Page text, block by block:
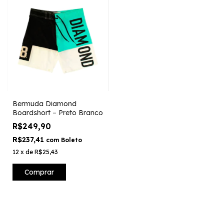
Bermuda Diamond
Boardshort – Preto Branco
R$249,90
R$237,41 com Boleto
12 x de R$25,43
Comprar